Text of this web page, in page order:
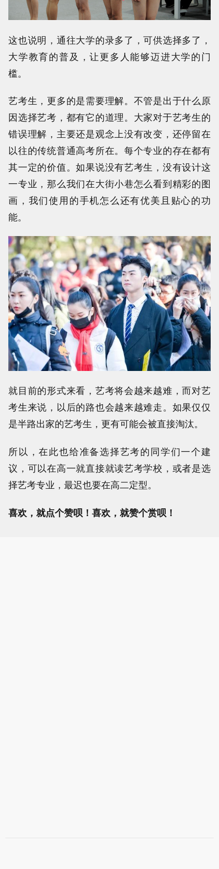
这也说明，通往大学的录多了，可供选择多了，
大学教育的普及，让更多人能够迈进大学的门
槛。
艺考生，更多的是需要理解。不管是出于什么原
因选择艺考，都有它的道理。大家对于艺考生的
错误理解，主要还是观念上没有改变，还停留在
以往的传统普通高考所在。每个专业的存在都有
其一定的价值。如果说没有艺考生，没有设计这
一专业，那么我们在大街小巷怎么看到精彩的图
画，我们使用的手机怎么还有优美且贴心的功
能。
就目前的形式来看，艺考将会越来越难，而对艺
考生来说，以后的路也会越来越难走。如果仅仅
是半路出家的艺考生，更有可能会被直接淘汰。
所以，在此也给准备选择艺考的同学们一个建
议，可以在高一就直接就读艺考学校，或者是选
择艺考专业，最迟也要在高二定型。
喜欢，就点个赞呗！喜欢，就赞个赏呗！